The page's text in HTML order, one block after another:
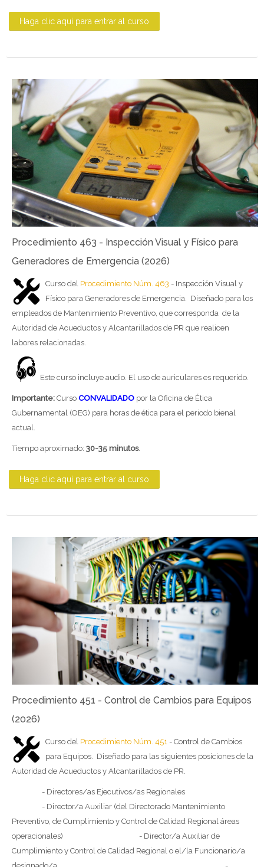
Haga clic aquí para entrar al curso
Procedimiento 463 - Inspección Visual y Físico para
Generadores de Emergencia (2026)
Curso del Procedimiento Núm. 463 - Inspección Visual y
Físico para Generadores de Emergencia. Diseñado para los
empleados de Mantenimiento Preventivo, que corresponda de la
Autoridad de Acueductos y Alcantarillados de PR que realicen
labores relacionadas.
Este curso incluye audio. El uso de auriculares es requerido.
Importante: Curso CONVALIDADO por la Oficina de Ética
Gubernamental (OEG) para horas de ética para el periodo bienal
actual.
Tiempo aproximado: 30-35 minutos.
Haga clic aquí para entrar al curso
Procedimiento 451 - Control de Cambios para Equipos
(2026)
Curso del Procedimiento Núm. 451- Control de Cambios
para Equipos. Diseñado para las siguientes posiciones de la
Autoridad de Acueductos y Alcantarillados de PR.
- Directores/as Ejecutivos/as Regionales
- Director/a Auxiliar (del Directorado Mantenimiento
Preventivo, de Cumplimiento y Control de Calidad Regional áreas
operacionales) - Director/a Auxiliar de
Cumplimiento y Control de Calidad Regional o el/la Funcionario/a